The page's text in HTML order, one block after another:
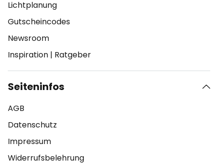
Lichtplanung
Gutscheincodes
Newsroom
Inspiration | Ratgeber
Seiteninfos
AGB
Datenschutz
Impressum
Widerrufsbelehrung